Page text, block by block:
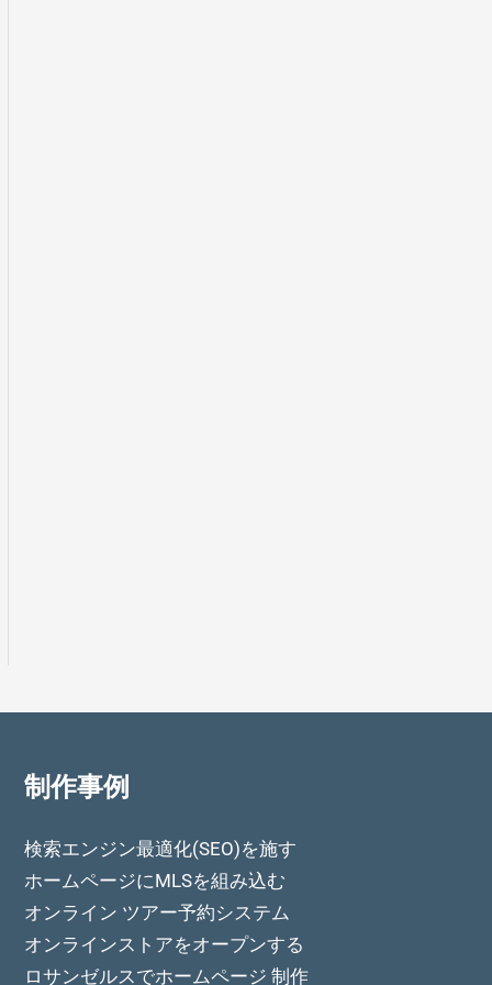
制作事例
検索エンジン最適化(SEO)を施す
ホームページにMLSを組み込む
オンライン ツアー予約システム
オンラインストアをオープンする
ロサンゼルスでホームページ 制作